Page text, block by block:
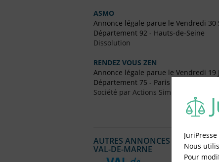
ASMO
Annonce légale parue le Vendredi 30
Département 92 - Hauts-de-Seine
Dissolution
RENDEZ VOUS ZEN
Annonce légale parue le Vendredi 19
Département 75 - Paris
Société par Actions Simplifiées (SAS)
AUTRES ANNONCES LÉGALES
VAL-DE-MARNE
Nous
Pour